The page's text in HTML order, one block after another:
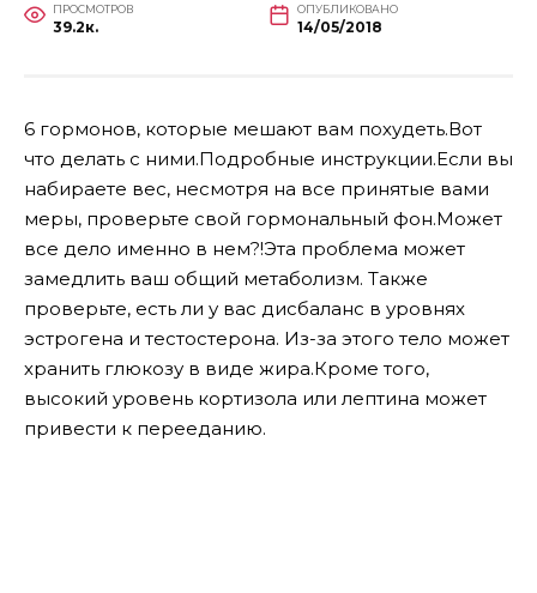
ПРОСМОТРОВ
39.2к.
ОПУБЛИКОВАНО
14/05/2018
6 гормонов, которые мешают вам похудеть.Вот
что делать с ними.Подробные инструкции.Если вы
набираете вес, несмотря на все принятые вами
меры, проверьте свой гормональный фон.Может
все дело именно в нем?!Эта проблема может
замедлить ваш общий метаболизм. Также
проверьте, есть ли у вас дисбаланс в уровнях
эстрогена и тестостерона. Из-за этого тело может
хранить глюкозу в виде жира.Кроме того,
высокий уровень кортизола или лептина может
привести к перееданию.